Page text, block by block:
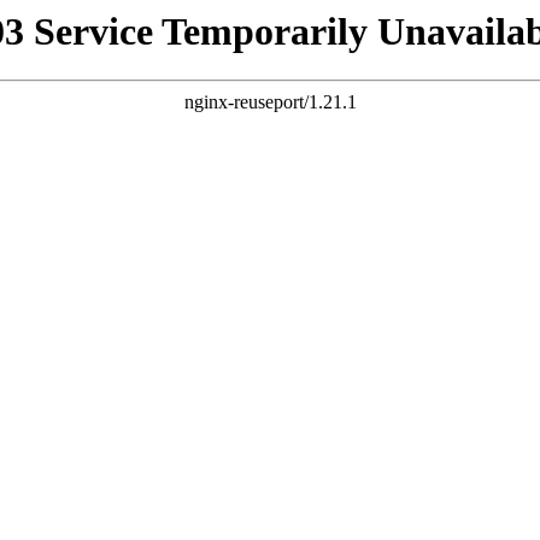
Service Temporarily
nginx-reuseport/1.21.1